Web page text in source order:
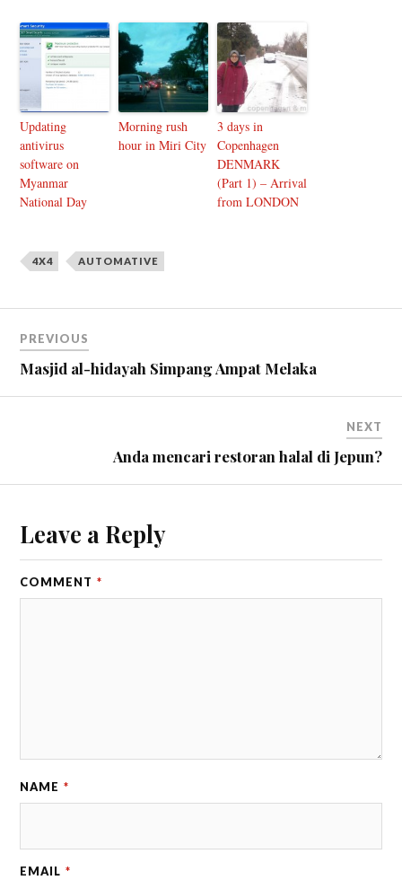
Updating
antivirus
software on
Myanmar
National Day
Morning rush
hour in Miri City
3 days in
Copenhagen
DENMARK
(Part 1) – Arrival
from LONDON
4X4 AUTOMATIVE
PREVIOUS
Masjid al-hidayah Simpang Ampat Melaka
NEXT
Anda mencari restoran halal di Jepun?
Leave a Reply
COMMENT *
NAME *
EMAIL *